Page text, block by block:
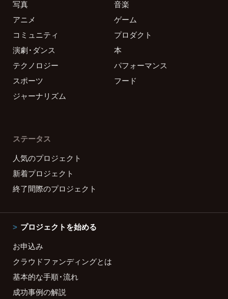
写真
音楽
アニメ
ゲーム
コミュニティ
プロダクト
演劇・ダンス
本
テクノロジー
パフォーマンス
スポーツ
フード
ジャーナリズム
ステータス
人気のプロジェクト
新着プロジェクト
終了間際のプロジェクト
プロジェクトを始める
お申込み
クラウドファンディングとは
基本的な手順・流れ
成功事例の解説